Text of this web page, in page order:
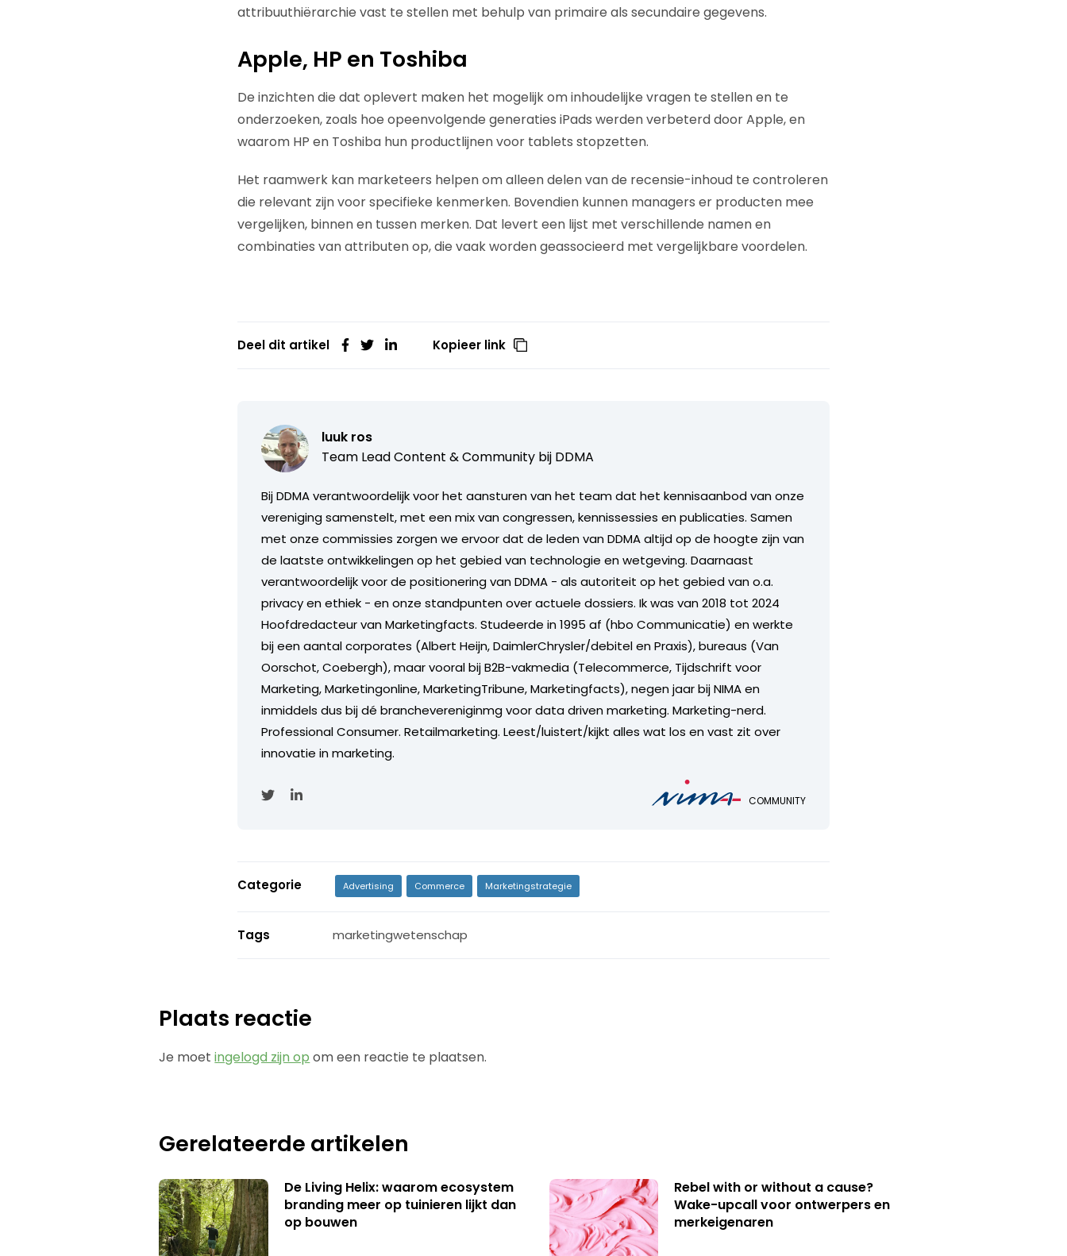
attribuuthiërarchie vast te stellen met behulp van primaire als secundaire gegevens.
Apple, HP en Toshiba
De inzichten die dat oplevert maken het mogelijk om inhoudelijke vragen te stellen en te
onderzoeken, zoals hoe opeenvolgende generaties iPads werden verbeterd door Apple, en
waarom HP en Toshiba hun productlijnen voor tablets stopzetten.
Het raamwerk kan marketeers helpen om alleen delen van de recensie-inhoud te controleren
die relevant zijn voor specifieke kenmerken. Bovendien kunnen managers er producten mee
vergelijken, binnen en tussen merken. Dat levert een lijst met verschillende namen en
combinaties van attributen op, die vaak worden geassocieerd met vergelijkbare voordelen.
Deel dit artikel Kopieer link
luuk ros
Team Lead Content & Community bij DDMA
Bij DDMA verantwoordelijk voor het aansturen van het team dat het kennisaanbod van onze
vereniging samenstelt, met een mix van congressen, kennissessies en publicaties. Samen
met onze commissies zorgen we ervoor dat de leden van DDMA altijd op de hoogte zijn van
de laatste ontwikkelingen op het gebied van technologie en wetgeving. Daarnaast
verantwoordelijk voor de positionering van DDMA - als autoriteit op het gebied van o.a.
privacy en ethiek - en onze standpunten over actuele dossiers. Ik was van 2018 tot 2024
Hoofdredacteur van Marketingfacts. Studeerde in 1995 af (hbo Communicatie) en werkte
bij een aantal corporates (Albert Heijn, DaimlerChrysler/debitel en Praxis), bureaus (Van
Oorschot, Coebergh), maar vooral bij B2B-vakmedia (Telecommerce, Tijdschrift voor
Marketing, Marketingonline, MarketingTribune, Marketingfacts), negen jaar bij NIMA en
inmiddels dus bij dé branchevereniginmg voor data driven marketing. Marketing-nerd.
Professional Consumer. Retailmarketing. Leest/luistert/kijkt alles wat los en vast zit over
innovatie in marketing.
COMMUNITY
Categorie Advertising Commerce Marketingstrategie
Tags marketingwetenschap
Plaats reactie
Je moetingelogd zijn op om een reactie te plaatsen.
Gerelateerde artikelen
De Living Helix: waarom ecosystem
branding meer op tuinieren lijkt dan
op bouwen
Rebel with or without a cause?
Wake-upcall voor ontwerpers en
merkeigenaren